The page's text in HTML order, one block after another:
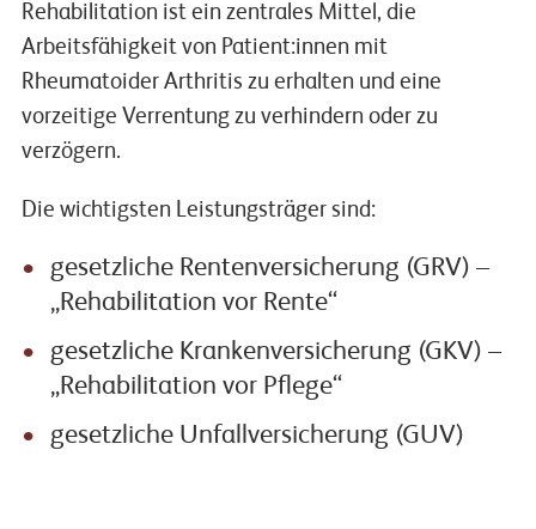
Rehabilitation ist ein zentrales Mittel, die
Arbeitsfähigkeit von Patient:innen mit
Rheumatoider Arthritis zu erhalten und eine
vorzeitige Verrentung zu verhindern oder zu
verzögern.
Die wichtigsten Leistungsträger sind:
gesetzliche Rentenversicherung (GRV) –
„Rehabilitation vor Rente“
gesetzliche Krankenversicherung (GKV) –
„Rehabilitation vor Pflege“
gesetzliche Unfallversicherung (GUV)